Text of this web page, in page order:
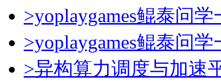
>yoplaygames鲲泰问
>yoplaygames鲲泰问学
>异构算力调度与加速